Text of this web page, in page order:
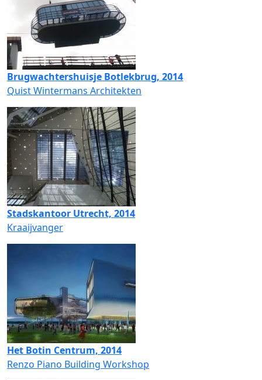
Brugwachtershuisje Botlekbrug, 2014
Quist Wintermans Architekten
Stadskantoor Utrecht, 2014
Kraaijvanger
Het Botin Centrum, 2014
Renzo Piano Building Workshop